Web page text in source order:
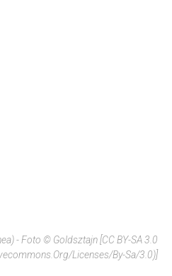
- Foto © Goldsztajn [CC BY-SA 3.0
licenses/by-Sa/3.0)]